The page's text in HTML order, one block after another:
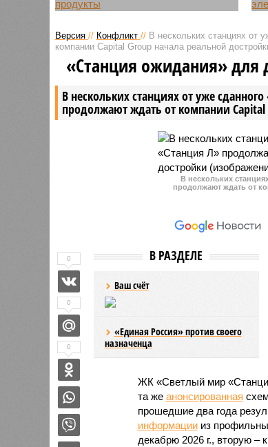
В Мурманске для жителей,
отключения электричества,
организована выдача
продуктовых наборов. Об этом
Лебедев.
Версия // Конфликт // В нескольких станциях от
компании Capital Group начала реальной
В нескольких станциях от уже
продолжают ждать от компании
«Станция ожидания» для
В нескольких
продолжают ждать от
В РАЗДЕЛЕ
Ваш счёт
«Единая Россия» против своего
назначенца
ЖК «Светлый мир
та же анонсированная
прошедшие два года
информациииз
декабрю 2026 г., вторую –
0
0
0